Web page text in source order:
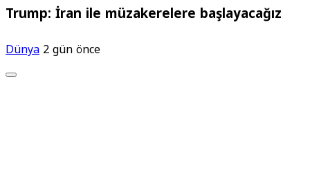
Trump: İran ile müzakerelere başlayacağız
Dünya2 gün önce